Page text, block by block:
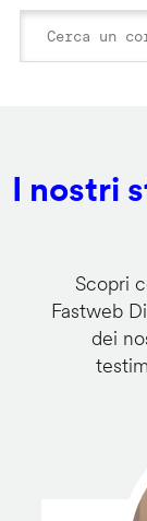
I nostri
Scopri
Fastweb
dei